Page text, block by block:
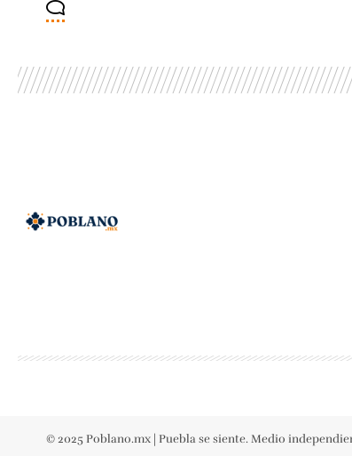
© 2025 Poblano.mx | Puebla se siente. Medio